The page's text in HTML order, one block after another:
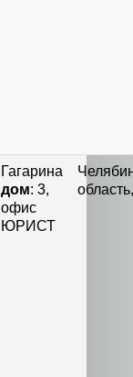
Гагарина
дом: 3,
офис
ЮРИСТ